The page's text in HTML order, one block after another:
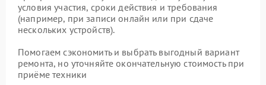
условия участия, сроки действия и требования
(например, при записи онлайн или при сдаче
нескольких устройств).
Помогаем сэкономить и выбрать выгодный вариант
ремонта, но уточняйте окончательную стоимость при
приёме техники